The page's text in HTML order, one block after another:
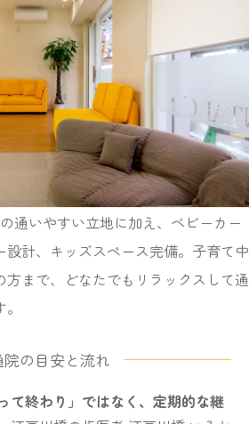
通いやすい立地に加え、ベビーカー
設計、キッズスペース完備。子育て中
方まで、どなたでもリラックスして通
院の目安と流れ
て終わり」ではなく、定期的な継